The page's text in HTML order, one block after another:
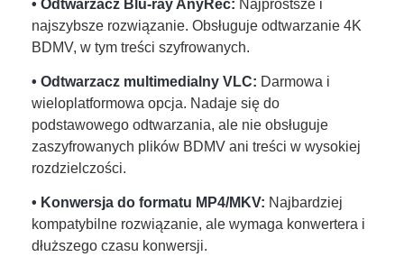
• Odtwarzacz Blu-ray AnyRec: Najprostsze i
najszybsze rozwiązanie. Obsługuje odtwarzanie 4K
BDMV, w tym treści szyfrowanych.
• Odtwarzacz multimedialny VLC: Darmowa i
wieloplatformowa opcja. Nadaje się do
podstawowego odtwarzania, ale nie obsługuje
zaszyfrowanych plików BDMV ani treści w wysokiej
rozdzielczości.
• Konwersja do formatu MP4/MKV: Najbardziej
kompatybilne rozwiązanie, ale wymaga konwertera i
dłuższego czasu konwersji.